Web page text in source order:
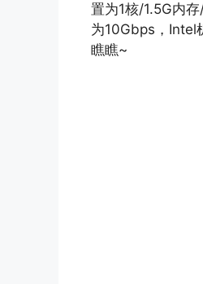
置为1核/1.5G内
为10Gbps，Intel
瞧瞧~